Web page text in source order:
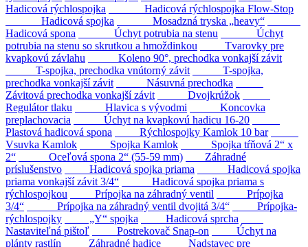
Hadicová rýchlospojka
Hadicová rýchlospojka Flow-Stop
Hadicová spojka
Mosadzná tryska „heavy“
Hadicová spona
Úchyt potrubia na stenu
Úchyt
potrubia na stenu so skrutkou a hmoždinkou
Tvarovky pre
kvapkovú závlahu
Koleno 90°, prechodka vonkajší závit
T-spojka, prechodka vnútorný závit
T-spojka,
prechodka vonkajší závit
Násuvná prechodka
Závitová prechodka vonkajší závit
Dvojkrúžok
Regulátor tlaku
Hlavica s vývodmi
Koncovka
preplachovacia
Úchyt na kvapkovú hadicu 16-20
Plastová hadicová spona
Rýchlospojky Kamlok 10 bar
Vsuvka Kamlok
Spojka Kamlok
Spojka tŕňová 2“ x
2“
Oceľová spona 2“ (55-59 mm)
Záhradné
príslušenstvo
Hadicová spojka priama
Hadicová spojka
priama vonkajší závit 3/4“
Hadicová spojka priama s
rýchlospojkou
Prípojka na záhradný ventil
Prípojka
3/4“
Prípojka na záhradný ventil dvojitá 3/4“
Prípojka-
rýchlospojky
„Y“ spojka
Hadicová sprcha
Nastaviteľná pištoľ
Postrekovač Snap-on
Úchyt na
plánty rastlín
Záhradné hadice
Nadstavec pre